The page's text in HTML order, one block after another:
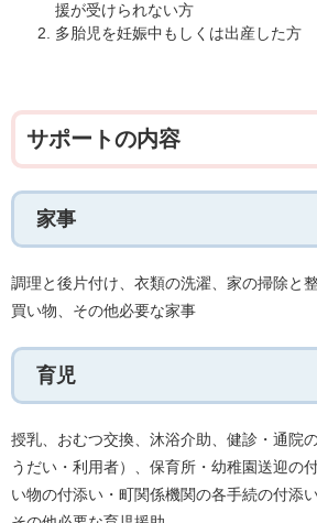
援が受けられない方
多胎児を妊娠中もしくは出産した方
サポートの内容
家事
調理と後片付け、衣類の洗濯、家の掃除と
買い物、その他必要な家事
育児
授乳、おむつ交換、沐浴介助、健診・通院
うだい・利用者）、保育所・幼稚園送迎の
い物の付添い・町関係機関の各手続の付添